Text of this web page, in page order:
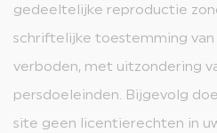
gedeeltelijke reproductie
schriftelijke toestemming van
verboden, met uitzondering
persdoeleinden. Bijgevolg
site geen licentierechten in